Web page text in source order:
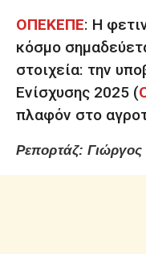
ΟΠΕΚΕΠΕ: Η
κόσμο
στοιχεία: την
Ενίσχυσης 2025 (
πλαφόν στο
Ρεπορτάζ: